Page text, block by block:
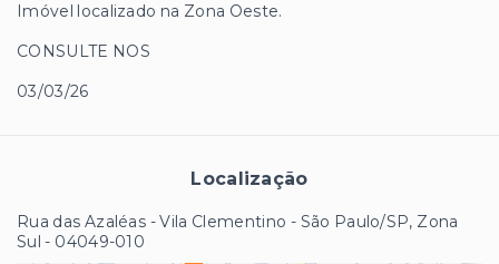
Imóvel localizado na Zona Oeste.
CONSULTE NOS
03/03/26
Localização
Rua das Azaléas - Vila Clementino - São Paulo/SP, Zona
Sul - 04049-010